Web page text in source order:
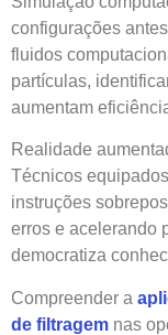
configurações
fluidos
partículas,
aumentam
Realidade
Técnicos
instruções
erros e acelerando
democratiza
Compreender a
de filtragem nas